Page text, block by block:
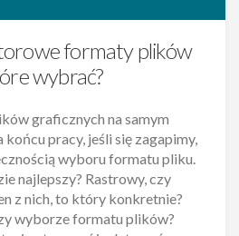
formaty plików
wybrać?
graficznych na samym
końcu pracy, jeśli się zagapimy,
wyboru formatu pliku.
najlepszy? Rastrowy, czy
z nich, to który konkretnie?
wyborze formatu plików?